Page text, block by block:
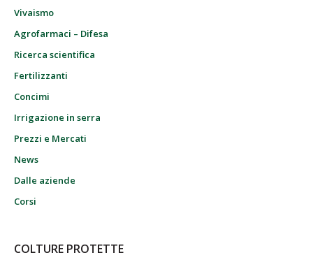
Vivaismo
Agrofarmaci – Difesa
Ricerca scientifica
Fertilizzanti
Concimi
Irrigazione in serra
Prezzi e Mercati
News
Dalle aziende
Corsi
COLTURE PROTETTE